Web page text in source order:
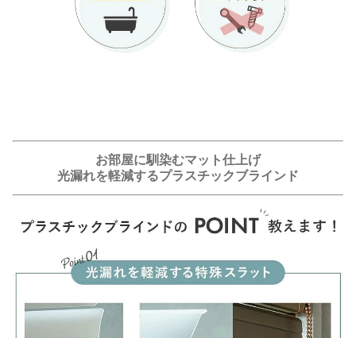
お部屋に馴染むマット仕上げ
光漏れを軽減するプラスチックブラインド